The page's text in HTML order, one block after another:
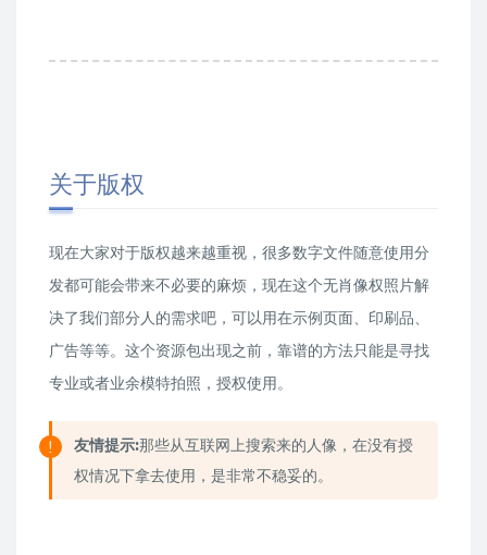
关于版权
现在大家对于版权越来越重视，很多数字文件随意使用分
发都可能会带来不必要的麻烦，现在这个无肖像权照片解
决了我们部分人的需求吧，可以用在示例页面、印刷品、
广告等等。这个资源包出现之前，靠谱的方法只能是寻找
专业或者业余模特拍照，授权使用。
友情提示:那些从互联网上搜索来的人像，在没有授
权情况下拿去使用，是非常不稳妥的。